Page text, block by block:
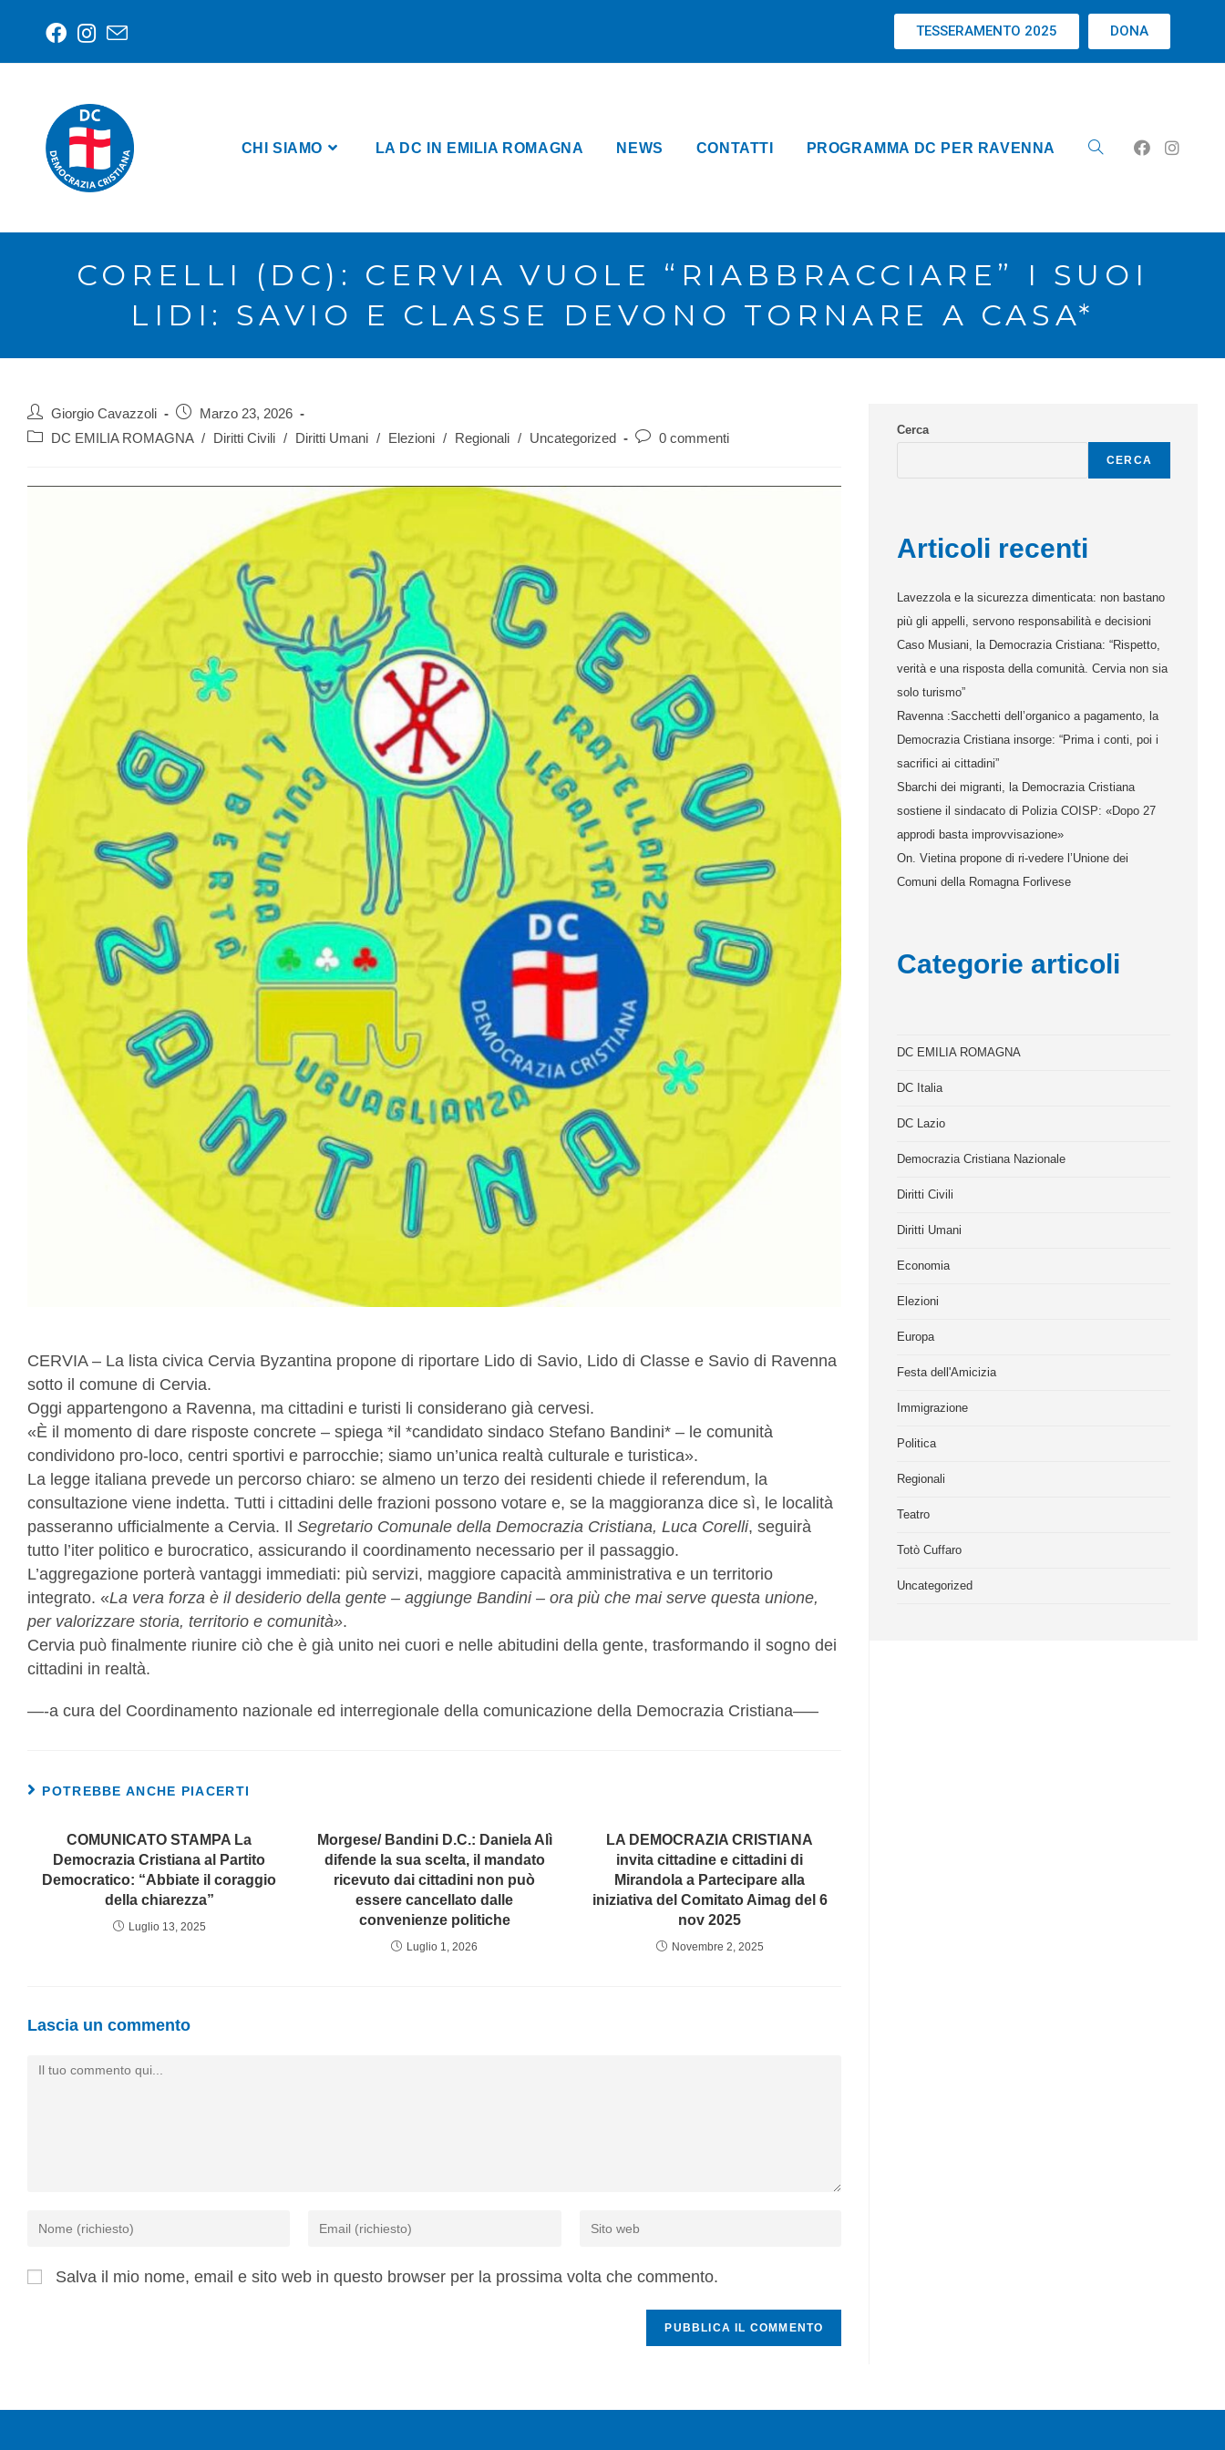
TESSERAMENTO 2025 DONA
CHI SIAMO LA DC IN EMILIA ROMAGNA NEWS CONTATTI PROGRAMMA DC PER RAVENNA
CORELLI (DC): CERVIA VUOLE “RIABBRACCIARE” I SUOI
LIDI: SAVIO E CLASSE DEVONO TORNARE A CASA*
Giorgio Cavazzoli
Marzo 23, 2026
DC EMILIA ROMAGNA / Diritti Civili / Diritti Umani / Elezioni / Regionali / Uncategorized 0 commenti
CERVIA – La lista civica Cervia Byzantina propone di riportare Lido di Savio, Lido di Classe e Savio di Ravenna
sotto il comune di Cervia.
Oggi appartengono a Ravenna, ma cittadini e turisti li considerano già cervesi.
«È il momento di dare risposte concrete – spiega *il *candidato sindaco Stefano Bandini* – le comunità
condividono pro-loco, centri sportivi e parrocchie; siamo un’unica realtà culturale e turistica».
La legge italiana prevede un percorso chiaro: se almeno un terzo dei residenti chiede il referendum, la
consultazione viene indetta. Tutti i cittadini delle frazioni possono votare e, se la maggioranza dice sì, le località
passeranno ufficialmente a Cervia. Il Segretario Comunale della Democrazia Cristiana, Luca Corelli, seguirà
tutto l’iter politico e burocratico, assicurando il coordinamento necessario per il passaggio.
L’aggregazione porterà vantaggi immediati: più servizi, maggiore capacità amministrativa e un territorio
integrato. «La vera forza è il desiderio della gente – aggiunge Bandini – ora più che mai serve questa unione,
per valorizzare storia, territorio e comunità».
Cervia può finalmente riunire ciò che è già unito nei cuori e nelle abitudini della gente, trasformando il sogno dei
cittadini in realtà.
—-a cura del Coordinamento nazionale ed interregionale della comunicazione della Democrazia Cristiana—–
POTREBBE ANCHE PIACERTI
COMUNICATO STAMPA La
Democrazia Cristiana al Partito
Democratico: “Abbiate il coraggio
della chiarezza”
Luglio 13, 2025
Morgese/ Bandini D.C.: Daniela Alì
difende la sua scelta, il mandato
ricevuto dai cittadini non può
essere cancellato dalle
convenienze politiche
Luglio 1, 2026
LA DEMOCRAZIA CRISTIANA
invita cittadine e cittadini di
Mirandola a Partecipare alla
iniziativa del Comitato Aimag del 6
nov 2025
Novembre 2, 2025
Lascia un commento
Salva il mio nome, email e sito web in questo browser per la prossima volta che commento.
Cerca
CERCA
Articoli recenti
Lavezzola e la sicurezza dimenticata: non bastano
più gli appelli, servono responsabilità e decisioni
Caso Musiani, la Democrazia Cristiana: “Rispetto,
verità e una risposta della comunità. Cervia non sia
solo turismo”
Ravenna :Sacchetti dell’organico a pagamento, la
Democrazia Cristiana insorge: “Prima i conti, poi i
sacrifici ai cittadini”
Sbarchi dei migranti, la Democrazia Cristiana
sostiene il sindacato di Polizia COISP: «Dopo 27
approdi basta improvvisazione»
On. Vietina propone di ri-vedere l’Unione dei
Comuni della Romagna Forlivese
Categorie articoli
DC EMILIA ROMAGNA
DC Italia
DC Lazio
Democrazia Cristiana Nazionale
Diritti Civili
Diritti Umani
Economia
Elezioni
Europa
Festa dell'Amicizia
Immigrazione
Politica
Regionali
Teatro
Totò Cuffaro
Uncategorized